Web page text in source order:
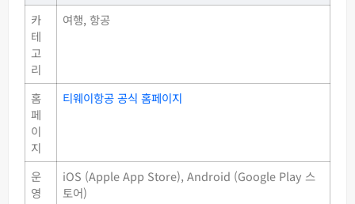
카
테
고
리
여행, 항공
홈
페
이
지
티웨이항공 공식 홈페이지
운
영
iOS (Apple App Store), Android (Google Play 스
토어)